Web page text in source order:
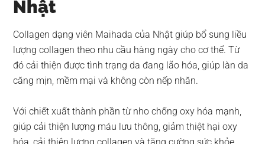
Nhật
Collagen dạng viên Maihada của Nhật giúp bổ sung liều
lượng collagen theo nhu cầu hàng ngày cho cơ thể. Từ
đó cải thiện được tình trạng da đang lão hóa, giúp làn da
căng mịn, mềm mại và không còn nếp nhăn.
Với chiết xuất thành phần từ nho chống oxy hóa mạnh,
giúp cải thiện lượng máu lưu thông, giảm thiệt hại oxy
hóa, cải thiện lượng collagen và tăng cường sức khỏe